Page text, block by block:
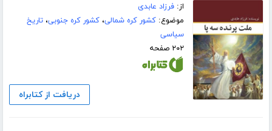
از:فرزاد عابدی
موضوع:کشور کره شمالی،کشور کره جنوبی،تاریخ
سیاسی
۲۰۲ صفحه
دریافت از کتابراه